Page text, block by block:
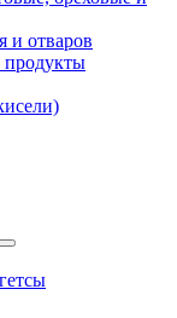
и отваров
продукты